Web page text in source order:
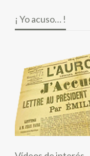
¡ Yo acuso… !